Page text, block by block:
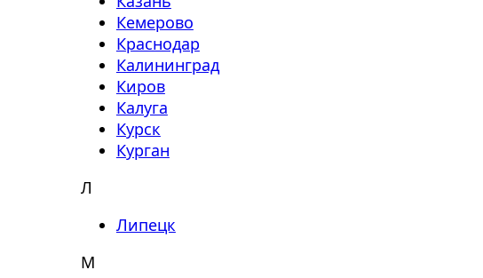
Кемерово
Краснодар
Калининград
Киров
Калуга
Курск
Курган
Л
Липецк
М